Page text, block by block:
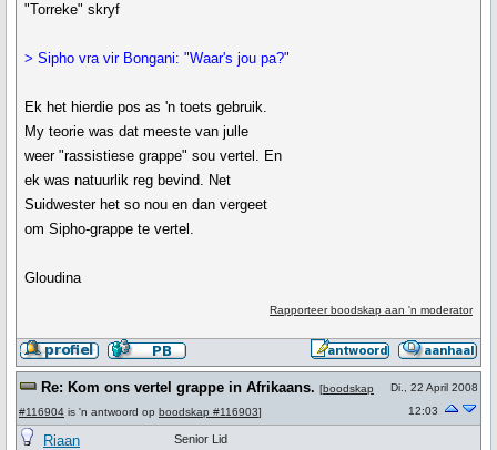
"Torreke" skryf
> Sipho vra vir Bongani: "Waar's jou pa?"
Ek het hierdie pos as 'n toets gebruik.
My teorie was dat meeste van julle
weer "rassistiese grappe" sou vertel. En
ek was natuurlik reg bevind. Net
Suidwester het so nou en dan vergeet
om Sipho-grappe te vertel.
Gloudina
Rapporteer boodskap aan 'n moderator
Re: Kom ons vertel grappe in Afrikaans. [boodskap
#116904 is 'n antwoord op boodskap #116903]
Di., 22 April 2008
12:03
Riaan Senior Lid